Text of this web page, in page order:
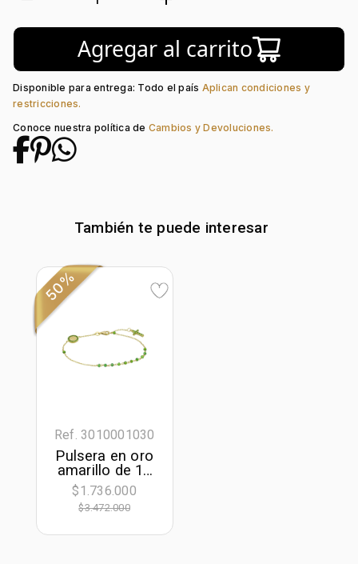
Longitud: 50
Tipo de terminado:
Liso
Tipo de Broche:
Pico Loro
Piedra central: Cuarzo
Agregar al carrito
Disponible para entrega: Todo el país Aplican condiciones y
restricciones.
Conoce nuestra política de Cambios y Devoluciones.
También te puede interesar
50%
Ref. 3010001030
Pulsera en oro
amarillo de 18
Kilates, con
cuarzos, 19 cm.
de largo, 1 mm.
$1.736.000
$3.472.000